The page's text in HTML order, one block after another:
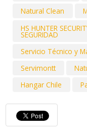
Natural Clean
HS HUNTER
SEGURIDAD
Servicio Técnico y
Servimontt
Hangar Chile